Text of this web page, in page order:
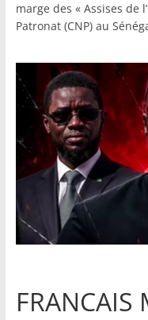
marge des « Assises de
Patronat (CNP) au
FRANCAIS